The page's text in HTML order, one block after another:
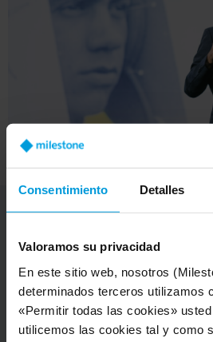
Consentimiento Detalles
Valoramos su privacidad
En este sitio web, nosotros
determinados terceros utilizamos
«Permitir todas las cookies»
utilicemos las cookies tal y como
No hay eventos próximos
Actualmente, no hay eventos